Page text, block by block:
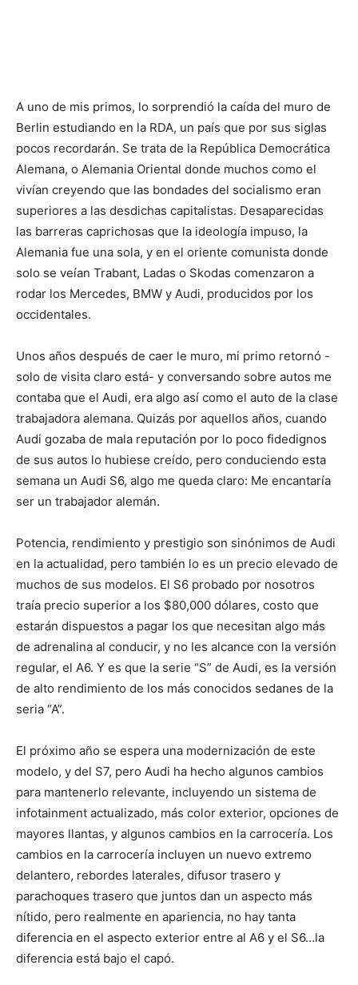
A uno de mis primos, lo sorprendió la caída del muro de
Berlin estudiando en la RDA, un país que por sus siglas
pocos recordarán. Se trata de la República Democrática
Alemana, o Alemania Oriental donde muchos como el
vivían creyendo que las bondades del socialismo eran
superiores a las desdichas capitalistas. Desaparecidas
las barreras caprichosas que la ideología impuso, la
Alemania fue una sola, y en el oriente comunista donde
solo se veían Trabant, Ladas o Skodas comenzaron a
rodar los Mercedes, BMW y Audi, producidos por los
occidentales.
Unos años después de caer le muro, mi primo retornó -
solo de visita claro está- y conversando sobre autos me
contaba que el Audi, era algo así como el auto de la clase
trabajadora alemana. Quizás por aquellos años, cuando
Audi gozaba de mala reputación por lo poco fidedignos
de sus autos lo hubiese creído, pero conduciendo esta
semana un Audi S6, algo me queda claro: Me encantaría
ser un trabajador alemán.
Potencia, rendimiento y prestigio son sinónimos de Audi
en la actualidad, pero también lo es un precio elevado de
muchos de sus modelos. El S6 probado por nosotros
traía precio superior a los $80,000 dólares, costo que
estarán dispuestos a pagar los que necesitan algo más
de adrenalina al conducir, y no les alcance con la versión
regular, el A6. Y es que la serie “S” de Audi, es la versión
de alto rendimiento de los más conocidos sedanes de la
seria “A”.
El próximo año se espera una modernización de este
modelo, y del S7, pero Audi ha hecho algunos cambios
para mantenerlo relevante, incluyendo un sistema de
infotainment actualizado, más color exterior, opciones de
mayores llantas, y algunos cambios en la carrocería. Los
cambios en la carrocería incluyen un nuevo extremo
delantero, rebordes laterales, difusor trasero y
parachoques trasero que juntos dan un aspecto más
nítido, pero realmente en apariencia, no hay tanta
diferencia en el aspecto exterior entre al A6 y el S6…la
diferencia está bajo el capó.